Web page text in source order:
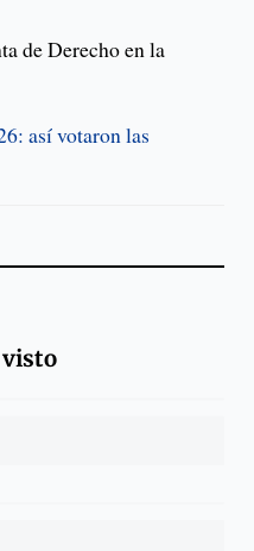
de Derecho en la
así votaron las
visto